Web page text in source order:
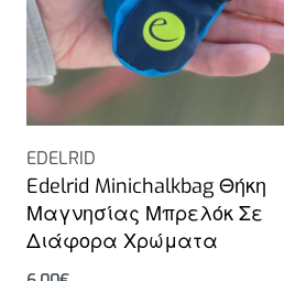
EDELRID
Edelrid Minichalkbag Θήκη
Μαγνησίας Μπρελόκ Σε
Διάφορα Χρώματα